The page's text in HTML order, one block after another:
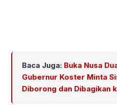
Baca Juga: Buka Nusa
Gubernur Koster Minta
Diborong dan Dibagikan